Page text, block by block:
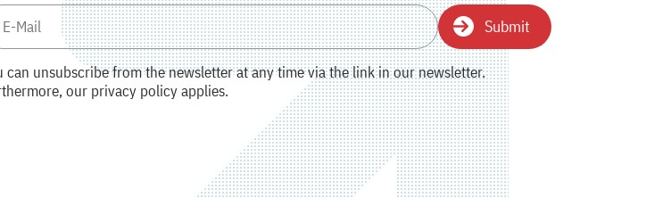
Submit
can unsubscribe from the newsletter at any time via the link in our newsletter.
our privacy policy applies.